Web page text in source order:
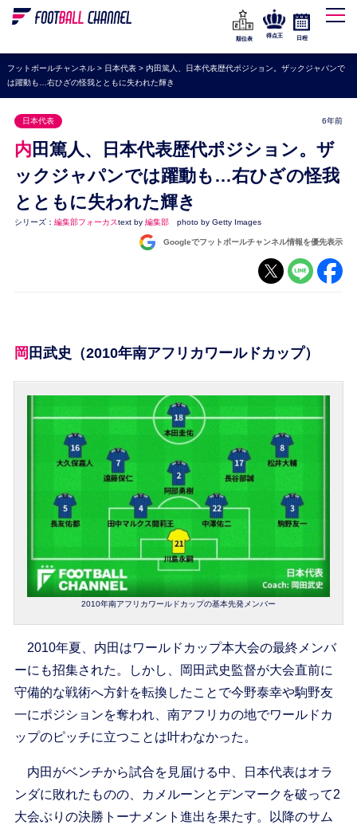
WEリーグ
海外サッカー
プレミアリーグ
セリエA
ブンデスリーガ
UEFA
ナショナルチーム
順位表
得点王 日程
フットボールチャンネル> 日本代表> 内田篤人、日本代表歴代ポジション。ザックジャパンで
は躍動も…右ひざの怪我とともに失われた輝き
日本代表 6年前
内田篤人、日本代表歴代ポジション。ザ
ックジャパンでは躍動も…右ひざの怪我
とともに失われた輝き
シリーズ： 編集部フォーカスtext by 編集部 photo by Getty Images
Googleでフットボールチャンネル情報を優先表示
岡田武史（2010年南アフリカワールドカップ）
2010年南アフリカワールドカップの基本先発メンバー
2010年夏、内田はワールドカップ本大会の最終メンバ
ーにも招集された。しかし、岡田武史監督が大会直前に
守備的な戦術へ方針を転換したことで今野泰幸や駒野友
一にポジションを奪われ、南アフリカの地でワールドカ
ップのピッチに立つことは叶わなかった。
内田がベンチから試合を見届ける中、日本代表はオラ
ンダに敗れたものの、カメルーンとデンマークを破って2
大会ぶりの決勝トーナメント進出を果たす。以降のサム